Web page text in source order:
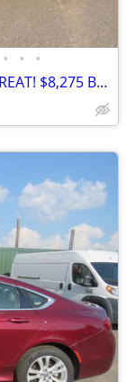
• • •
2016 CHEVROLET EQUINOX LT! RUNS GREAT! $8,275 BOOK VALUE!! COLD A/C!!